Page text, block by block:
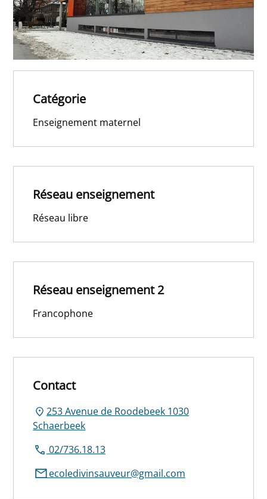
Catégorie
Enseignement maternel
Réseau enseignement
Réseau libre
Réseau enseignement 2
Francophone
Contact
253 Avenue de Roodebeek 1030
Schaerbeek
02/736.18.13
ecoledivinsauveur@gmail.com